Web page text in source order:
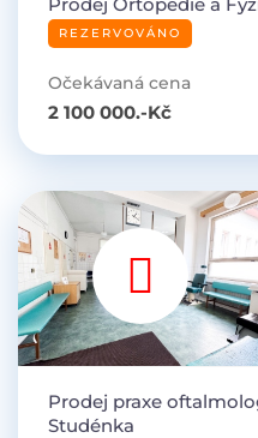
REZERVOVÁNO
Očekávaná cena
2 100 000.-Kč
Prodej praxe
Studénka